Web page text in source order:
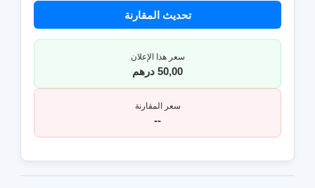
تحديث المقارنة
سعر هذا الإعلان
50,00 درهم
سعر المقارنة
--